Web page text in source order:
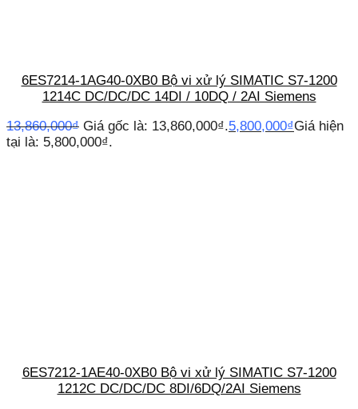
6ES7214-1AG40-0XB0 Bộ vi xử lý SIMATIC S7-1200
1214C DC/DC/DC 14DI / 10DQ / 2AI Siemens
13,860,000₫ Giá gốc là: 13,860,000₫.5,800,000₫Giá hiện
tại là: 5,800,000₫.
6ES7212-1AE40-0XB0 Bộ vi xử lý SIMATIC S7-1200
1212C DC/DC/DC 8DI/6DQ/2AI Siemens